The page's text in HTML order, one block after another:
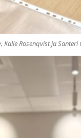
Kalle Rosenqvist ja Santeri